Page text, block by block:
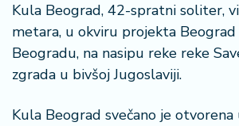
Kula Beograd, 42-spratni soliter,
metara, u okviru projekta Beograd
Beogradu, na nasipu reke reke
zgrada u bivšoj Jugoslaviji.
Kula Beograd svečano je